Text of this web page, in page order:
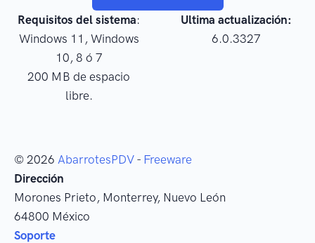
Requisitos del sistema:
Windows 11, Windows
10, 8 ó 7
200 MB de espacio
libre.
Ultima actualización:
6.0.3327
© 2026 AbarrotesPDV - Freeware
Dirección
Morones Prieto, Monterrey, Nuevo León
64800 México
Soporte